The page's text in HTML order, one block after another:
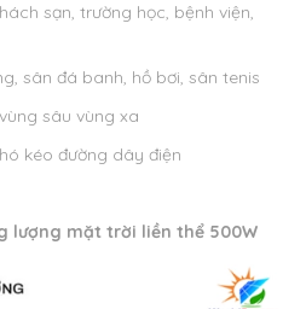
sạn, trường học, bệnh viện,
sân đá banh, hồ bơi, sân tenis
sâu vùng xa
kéo đường dây điện
lượng mặt trời liền thể 500W